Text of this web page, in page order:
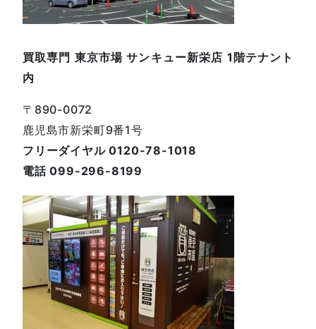
買取専門 東京市場 サンキュー新栄店 1階テナント
内
〒890-0072
鹿児島市新栄町9番1号
フリーダイヤル 0120-78-1018
電話 099-296-8199